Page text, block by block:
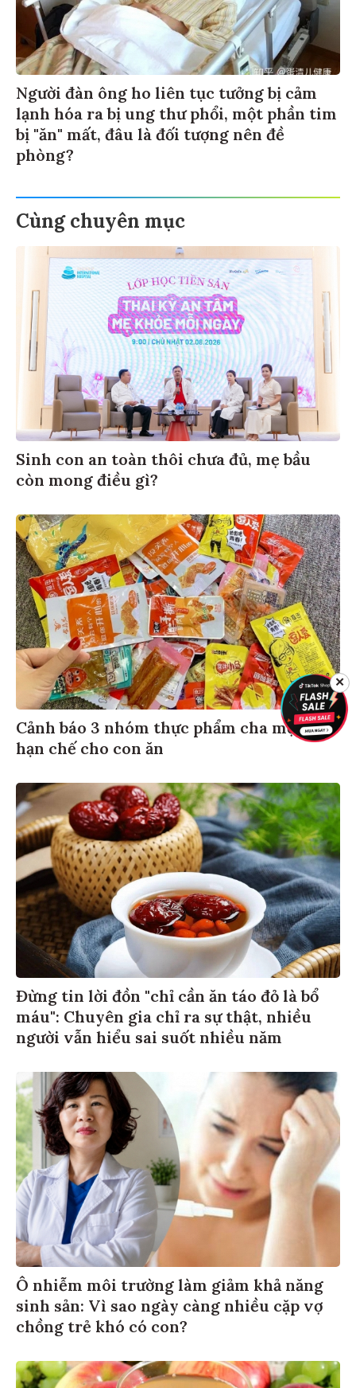
Người đàn ông ho liên tục tưởng bị cảm
lạnh hóa ra bị ung thư phổi, một phần tim
bị "ăn" mất, đâu là đối tượng nên đề
phòng?
Cùng chuyên mục
Sinh con an toàn thôi chưa đủ, mẹ bầu
còn mong điều gì?
Cảnh báo 3 nhóm thực phẩm cha mẹ nên
hạn chế cho con ăn
Đừng tin lời đồn "chỉ cần ăn táo đỏ là bổ
máu": Chuyên gia chỉ ra sự thật, nhiều
người vẫn hiểu sai suốt nhiều năm
Ô nhiễm môi trường làm giảm khả năng
sinh sản: Vì sao ngày càng nhiều cặp vợ
chồng trẻ khó có con?
✕